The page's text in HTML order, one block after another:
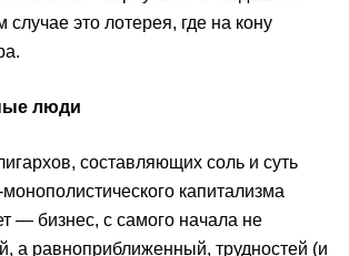
это лотерея, где на кону
люди
составляющих соль и суть
капитализма
— бизнес, с самого начала не
а равноприближенный, трудностей (и